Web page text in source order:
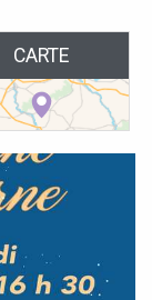
CARTE